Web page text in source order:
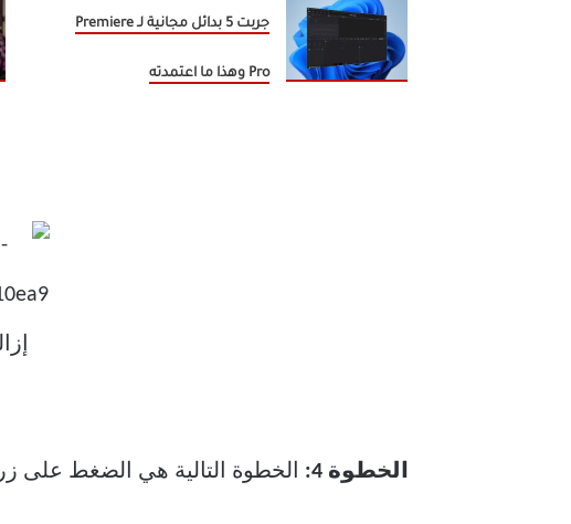
جربت 5 بدائل مجانية لـ Premiere
Pro وهذا ما اعتمدته
الخطوة 4: الخطوة التالية هي الضغط على زر